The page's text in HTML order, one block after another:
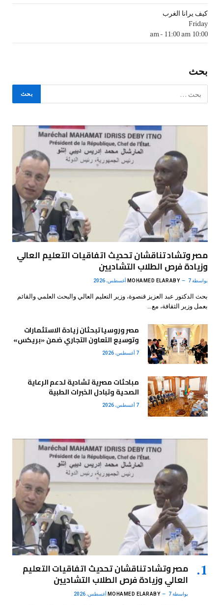
كيف يرانا الغرب
Friday
10:00 am
- 11:00 am
بحث
مصر وتشاد تناقشان تحديث اتفاقيات التعليم العالي
وزيادة فرص الطلاب التشاديين
بواسطة MOHAMED ELARABY 7 أغسطس، 2026
بحث الدكتور عبد العزيز قنصوة، وزير التعليم العالي والبحث العلمي والقائم
بعمل وزير الثقافة، مع…
مصر وروسيا تبحثان زيادة الاستثمارات
وتوسيع التعاون التجاري ضمن «بريكس»
7 أغسطس، 2026
مباحثات مصرية تشادية لدعم الرعاية
الصحية وتبادل الخبرات الطبية
7 أغسطس، 2026
مصر وتشاد تناقشان تحديث اتفاقيات التعليم
العالي وزيادة فرص الطلاب التشاديين
بواسطة MOHAMED ELARABY 7 أغسطس، 2026